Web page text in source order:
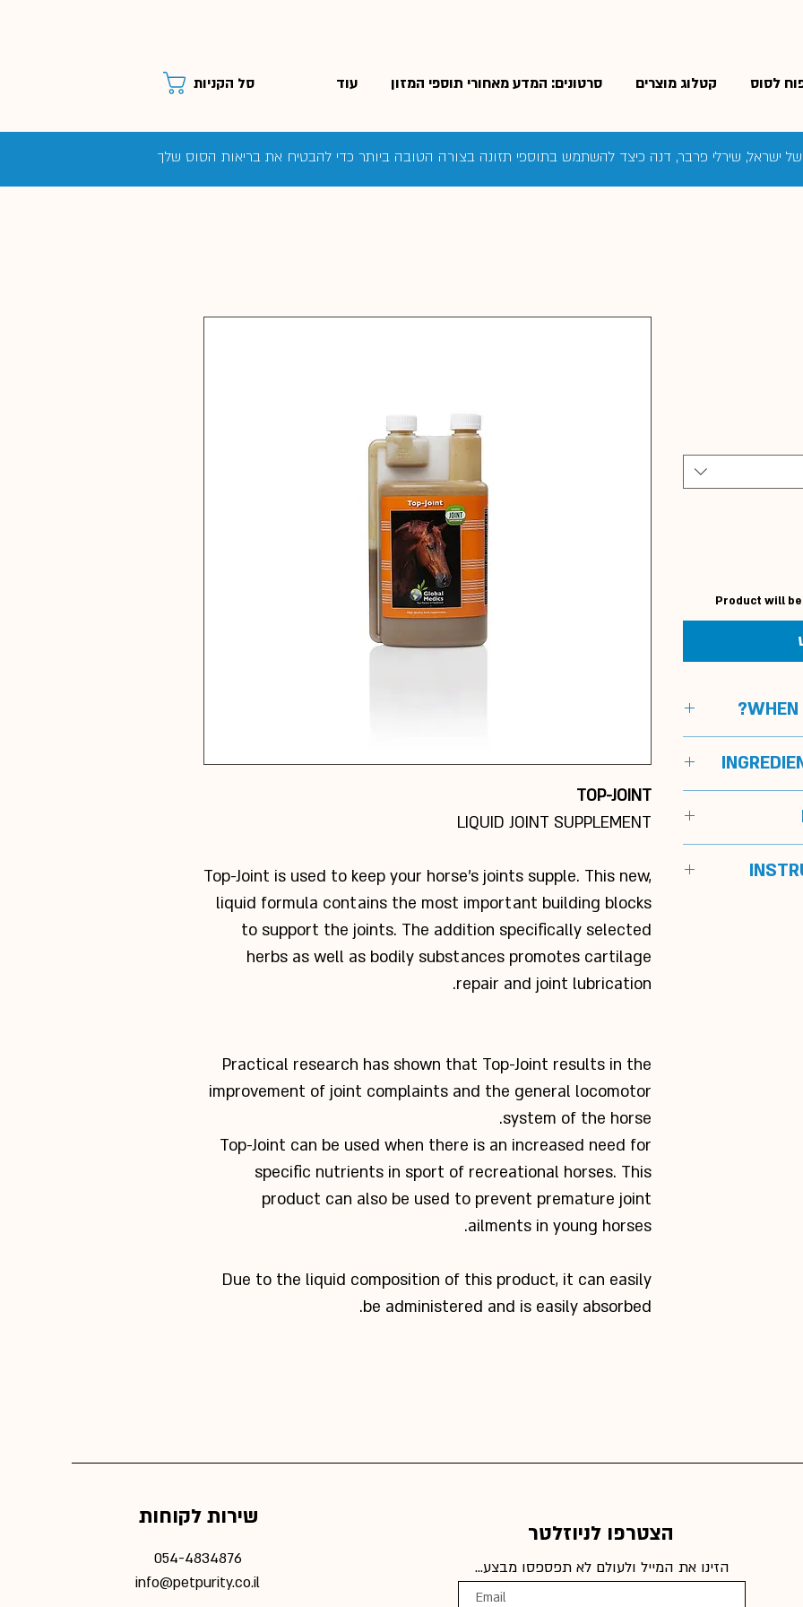
סל הקניות לסוס קטלוג מוצרים סרטונים: המדע מאחורי תוספי המזון עוד
של ישראל, שירלי פרבר, דנה כיצד להשתמש בתוספי תזונה בצורה הטובה ביותר כדי להבטיח את בריאות הסוס שלך
TOP-JOINT
LIQUID JOINT SUPPLEMENT
Top-Joint is used to keep your horse’s joints supple. This new,
liquid formula contains the most important building blocks
to support the joints. The addition specifically selected
herbs as well as bodily substances promotes cartilage
repair and joint lubrication.
Practical research has shown that Top-Joint results in the
improvement of joint complaints and the general locomotor
system of the horse.
Top-Joint can be used when there is an increased need for
specific nutrients in sport of recreational horses. This
product can also be used to prevent premature joint
ailments in young horses.
Due to the liquid composition of this product, it can easily
be administered and is easily absorbed.
Product will
WHEN
Horses
Preventive, to
Glucosamine,
Glycerol,
שירות לקוחות
054-4834876
info@petpurity.co.il
הצטרפו לניוזלטר
הזינו את המייל ולעולם לא תפספסו מבצע...